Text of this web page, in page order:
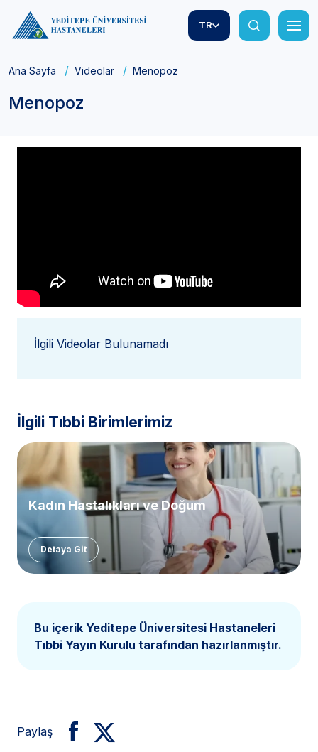
TR
Ana Sayfa Videolar Menopoz
Menopoz
İlgili Videolar Bulunamadı
İlgili Tıbbi Birimlerimiz
Kadın Hastalıkları ve Doğum
Detaya Git
Bu içerik Yeditepe Üniversitesi Hastaneleri
Tıbbi Yayın Kurulu tarafından hazırlanmıştır.
Paylaş